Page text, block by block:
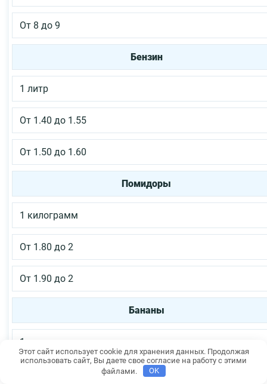
От 8 до 9
Бензин
1 литр
От 1.40 до 1.55
От 1.50 до 1.60
Помидоры
1 килограмм
От 1.80 до 2
От 1.90 до 2
Бананы
1 килограмм
Этот сайт использует cookie для хранения данных. Продолжая
использовать сайт, Вы даете свое согласие на работу с этими
файлами.
OK